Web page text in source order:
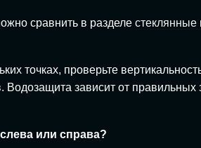
сравнить в разделе стеклянные
точках, проверьте
зависит от правильных
или справа?